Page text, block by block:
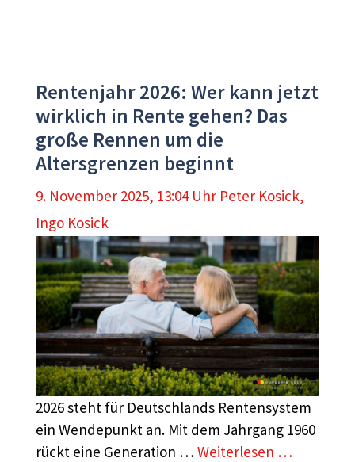
Rentenjahr 2026: Wer kann jetzt
wirklich in Rente gehen? Das
große Rennen um die
Altersgrenzen beginnt
9. November 2025, 13:04 Uhr Peter Kosick,
Ingo Kosick
2026 steht für Deutschlands Rentensystem
ein Wendepunkt an. Mit dem Jahrgang 1960
rückt eine Generation … Weiterlesen …